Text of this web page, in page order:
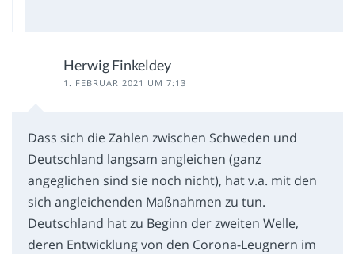
Herwig Finkeldey
1. FEBRUAR 2021 UM 7:13
Dass sich die Zahlen zwischen Schweden und
Deutschland langsam angleichen (ganz
angeglichen sind sie noch nicht), hat v.a. mit den
sich angleichenden Maßnahmen zu tun.
Deutschland hat zu Beginn der zweiten Welle,
deren Entwicklung von den Corona-Leugnern im